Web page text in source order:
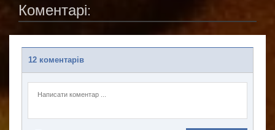
Коментарі:
12 коментарів